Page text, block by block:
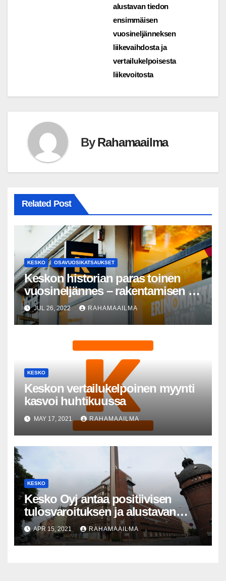
alustavan tiedon
ensimmäisen
vuosineljänneksen
liikevaihdosta ja
vertailukelpoisesta
liikevoitosta
ByRahamaailma
Related Post
KESKO OSAVUOSIKATSAUKSET
Keskon historian paras toinen
vuosineljännes – rakentamisen ja
talotekniikan kaupassa
ennätystulos
JUL 26, 2022 RAHAMAAILMA
KESKO
Keskon vertailukelpoinen myynti
kasvoi huhtikuussa
MAY 17, 2021 RAHAMAAILMA
KESKO
Kesko Oyj antaa positiivisen
tulosvaroituksen ja alustavan
tiedon ensimmäisen
vuosineljänneksen liikevaihdosta
ja vertailukelpoisesta liikevoitosta
APR 15, 2021 RAHAMAAILMA